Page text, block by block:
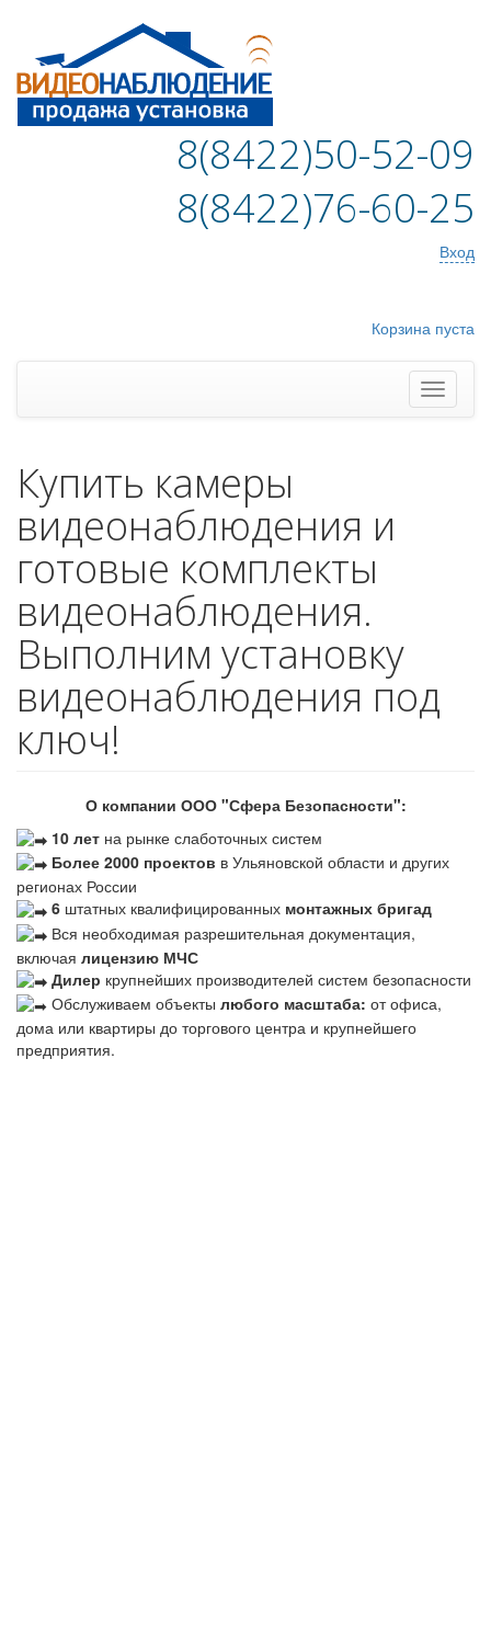
8(8422)50-52-09
8(8422)76-60-25
Вход
Корзина пуста
Купить камеры
видеонаблюдения и
готовые комплекты
видеонаблюдения.
Выполним установку
видеонаблюдения под
ключ!
О компании ООО "Сфера Безопасности":
10 лет на рынке слаботочных систем
Более 2000 проектов в Ульяновской области и других
регионах России
6 штатных квалифицированных монтажных бригад
Вся необходимая разрешительная документация,
включая лицензию МЧС
Дилер крупнейших производителей систем безопасности
Обслуживаем объекты любого масштаба: от офиса,
дома или квартиры до торгового центра и крупнейшего
предприятия.